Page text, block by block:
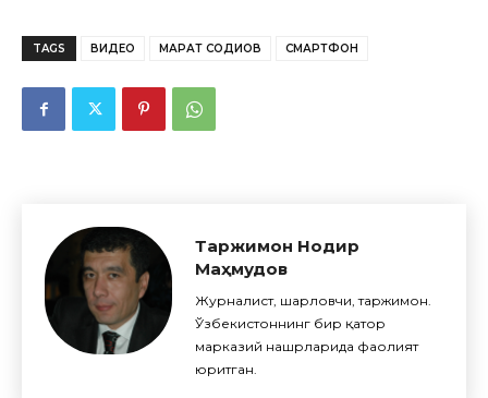
TAGS ВИДЕО МАРАТ СОДИҚОВ СМАРТФОН
Таржимон Нодир
Маҳмудов
Журналист, шарҳловчи, таржимон.
Ўзбекистоннинг бир қатор
марказий нашрларида фаолият
юритган.